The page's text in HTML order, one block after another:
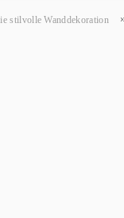
stilvolle Wanddekoration